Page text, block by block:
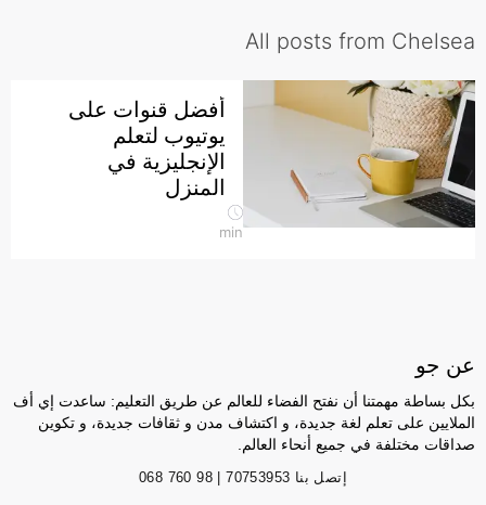
All posts from Chelsea
أفضل قنوات على
يوتيوب لتعلم
الإنجليزية في
المنزل
min
عن جو
بكل بساطة مهمتنا أن نفتح الفضاء للعالم عن طريق التعليم: ساعدت إي أف
الملايين على تعلم لغة جديدة، و اكتشاف مدن و ثقافات جديدة، و تكوين
صداقات مختلفة في جميع أنحاء العالم.
إتصل بنا 70753953 | 98 760 068